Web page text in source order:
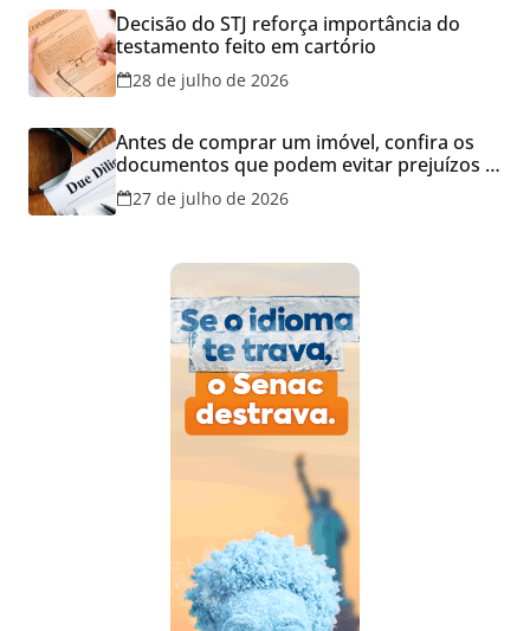
Decisão do STJ reforça importância do
testamento feito em cartório
28 de julho de 2026
Antes de comprar um imóvel, confira os
documentos que podem evitar prejuízos e
disputas na justiça
27 de julho de 2026